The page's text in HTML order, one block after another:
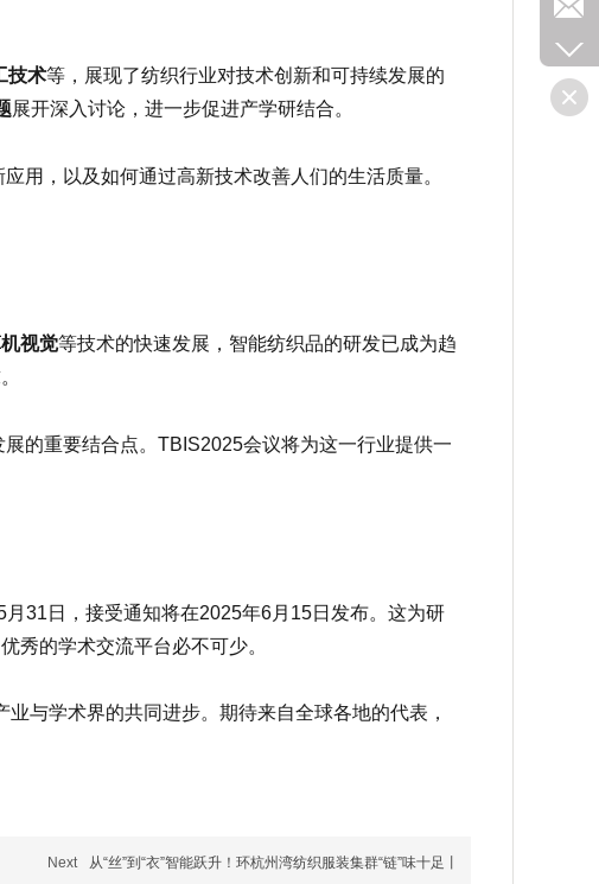
技术等，展现了纺织行业对技术创新和可持续发展的
展开深入讨论，进一步促进产学研结合。
用，以及如何通过高新技术改善人们的生活质量。
视觉等技术的快速发展，智能纺织品的研发已成为趋
的重要结合点。TBIS2025会议将为这一行业提供一
31日，接受通知将在2025年6月15日发布。这为研
秀的学术交流平台必不可少。
与学术界的共同进步。期待来自全球各地的代表，
Next 从“丝”到“衣”智能跃升！环杭州湾纺织服装集群“链”味十足丨